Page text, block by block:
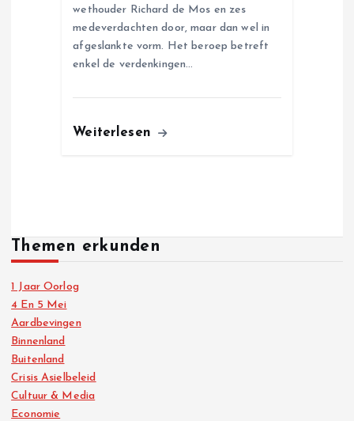
wethouder Richard de Mos en zes
medeverdachten door, maar dan wel in
afgeslankte vorm. Het beroep betreft
enkel de verdenkingen…
Weiterlesen
Themen erkunden
1 Jaar Oorlog
4 En 5 Mei
Aardbevingen
Binnenland
Buitenland
Crisis Asielbeleid
Cultuur & Media
Economie